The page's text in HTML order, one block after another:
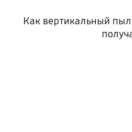
Как вертикальный